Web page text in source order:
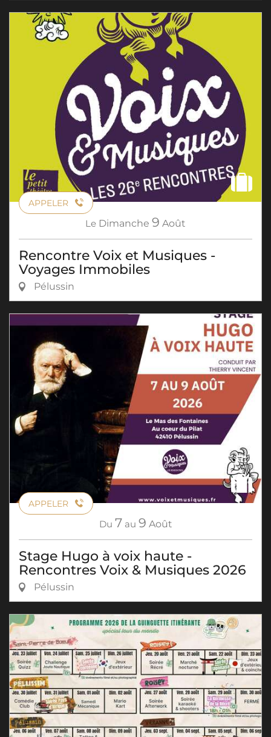
APPELER
Le Dimanche 9 Août
Rencontre Voix et Musiques -
Voyages Immobiles
Pélussin
APPELER
Du 7 au 9 Août
Stage Hugo à voix haute -
Rencontres Voix & Musiques 2026
Pélussin